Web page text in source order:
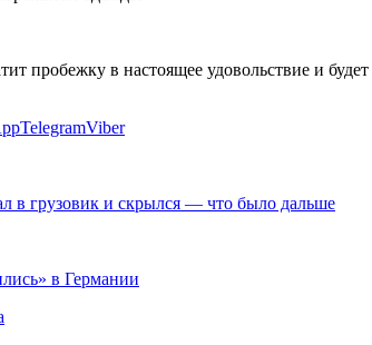
пробежку в настоящее удовольствие и
TelegramViber
в грузовик и скрылся — что было дальше
в Германии